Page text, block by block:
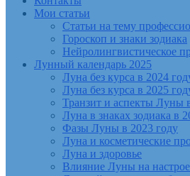
Мои статьи
Статьи на тему
Гороскоп и знаки зодиака
Нейролингвистическое
Лунный календарь 2025
Луна без курса в 2024
Луна без курса в 2025
Транзит и аспекты Луны
Луна в знаках зодиака в
Фазы Луны в 2023 году
Луна и косметические
Луна и здоровье
Влияние Луны на